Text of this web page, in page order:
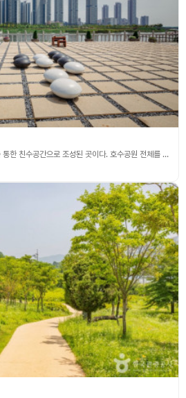
청라호수공원은 다양한 물의 이용을 통한 친수공간으로 조성된 곳이다. 호수공원 전체를 연결하는 순환동선 4개 공간으로 결합하여 과거, 현재, 미래를 잇는 새로운 패러다임을 제시한다. 주요 시설로는 음악분수, 레이크하우스, 청라루, 야외음악당, 환상의 숲 놀이터, 역사마당바닥분수 등이 있다. ◎ 한류의 매력을 만나는 여행 정보 - 드라마 <더글로리> 동은은 연진의 남편 하도영에게 접근하기 위해 바둑(흑·백의 바둑돌을 이용해 집을 많이 차지하는 사람이 이